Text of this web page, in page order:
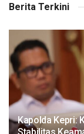
Berita Terkini
Kapolda Kepri:
Stabilitas